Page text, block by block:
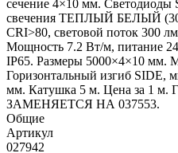
сечение 4×10 мм.
свечения ТЕПЛЫЙ БЕЛЫЙ
CRI>80, световой поток 300
Мощность 7.2 Вт/м, питание
IP65. Размеры 5000×4×10 мм.
Горизонтальный изгиб SIDE,
мм. Катушка 5 м. Цена за 1 м.
ЗАМЕНЯЕТСЯ НА 037553.
Общие
Артикул
027942